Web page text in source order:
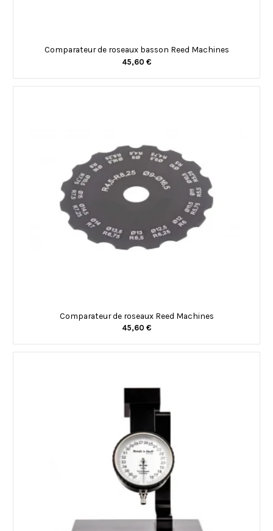
Comparateur de roseaux basson Reed Machines
45,60 €
Comparateur de roseaux Reed Machines
45,60 €